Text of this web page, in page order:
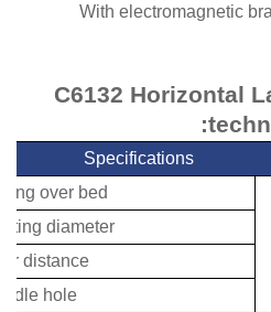
5.With electromagnetic
C6132 Horizontal
:
Specifications
over bed
diameter
distance
hole